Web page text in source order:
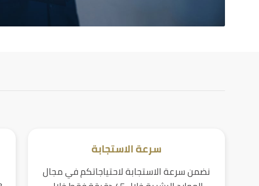
سرعة الاستجابة
نضمن سرعة الاستجابة لاحتياجاتكم في مجال